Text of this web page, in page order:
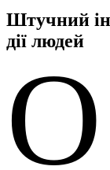
Штучний
дії людей
О